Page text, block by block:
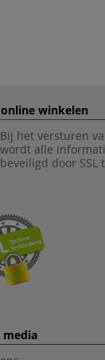
winkelen
Bij het versturen
wordt alle
beveiligd door SSL
media